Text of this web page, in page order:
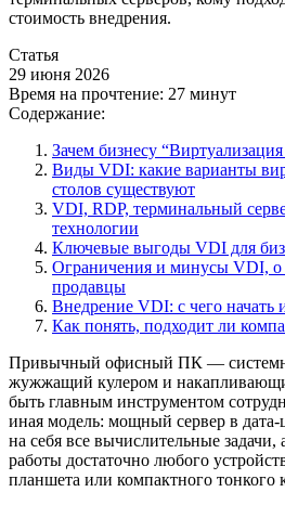
стоимость внедрения.
Статья
29 июня 2026
Время на прочтение: 27 минут
Содержание:
Зачем бизнесу
Виды VDI: какие варианты
столов существуют
VDI, RDP, терминальный
технологии
Ключевые выгоды VDI для
Ограничения и минусы VDI, о
продавцы
Внедрение VDI: с чего начать
Как понять, подходит ли
Привычный офисный ПК —
жужжащий кулером и
быть главным инструментом
иная модель: мощный сервер в дата-
на себя все вычислительные задачи,
работы достаточно любого
планшета или компактного тонкого